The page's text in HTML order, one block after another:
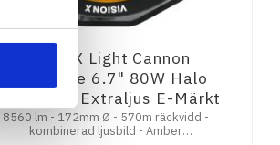
Vision X Light Cannon
Adventure 6.7" 80W Halo
Amber Led Extraljus E-Märkt
8560 lm - 172mm Ø - 570m räckvidd -
kombinerad ljusbild - Amber